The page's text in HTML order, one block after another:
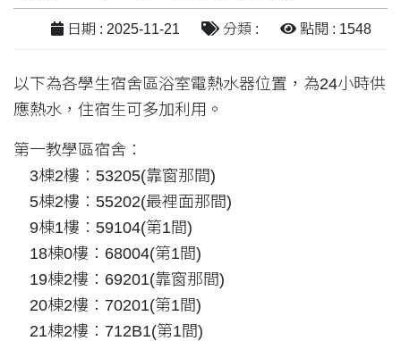
日期 : 2025-11-21 分類 : 點閱 : 1548
以下為各學生宿舍區浴室電熱水器位置，為24小時供
應熱水，住宿生可多加利用。
第一教學區宿舍：
3棟2樓：53205(靠窗那間)
5棟2樓：55202(最裡面那間)
9棟1樓：59104(第1間)
18棟0樓：68004(第1間)
19棟2樓：69201(靠窗那間)
20棟2樓：70201(第1間)
21棟2樓：712B1(第1間)